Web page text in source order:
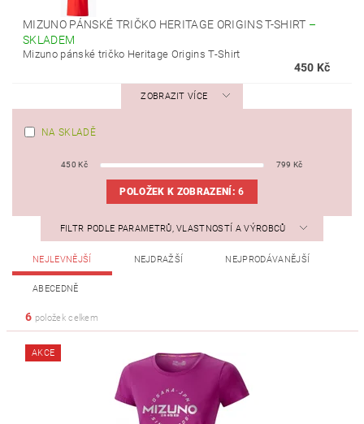
MIZUNO PÁNSKÉ TRIČKO HERITAGE ORIGINS T-SHIRT –
SKLADEM
Mizuno pánské tričko Heritage Origins T-Shirt
450 Kč
ZOBRAZIT VÍCE
NA SKLADĚ
450 Kč 799 Kč
POLOŽEK K ZOBRAZENÍ:6
FILTR PODLE PARAMETRŮ, VLASTNOSTÍ A VÝROBCŮ
NEJLEVNĚJŠÍ NEJDRAŽŠÍ NEJPRODÁVANĚJŠÍ
ABECEDNĚ
6 položek celkem
AKCE